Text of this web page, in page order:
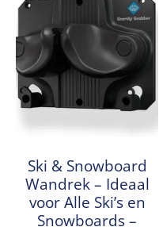
Ski & Snowboard
Wandrek – Ideaal
voor Alle Ski’s en
Snowboards –